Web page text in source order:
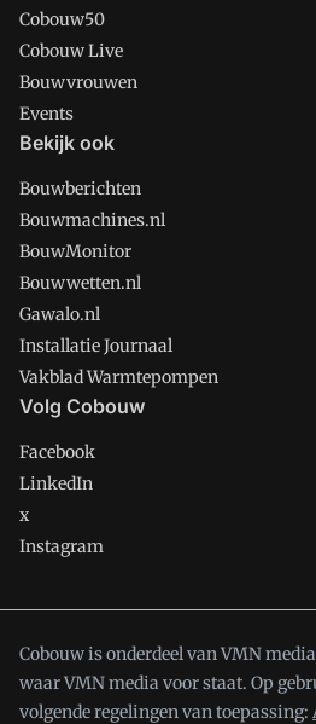
Cobouw50
Cobouw Live
Bouwvrouwen
Events
Bekijk ook
Bouwberichten
Bouwmachines.nl
BouwMonitor
Bouwwetten.nl
Gawalo.nl
Installatie Journaal
Vakblad Warmtepompen
Volg Cobouw
Facebook
LinkedIn
x
Instagram
Cobouw is onderdeel van VMN
waar VMN media voor staat. Op
volgende regelingen van toepassing: